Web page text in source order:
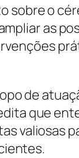
o
as
de
que
valiosas